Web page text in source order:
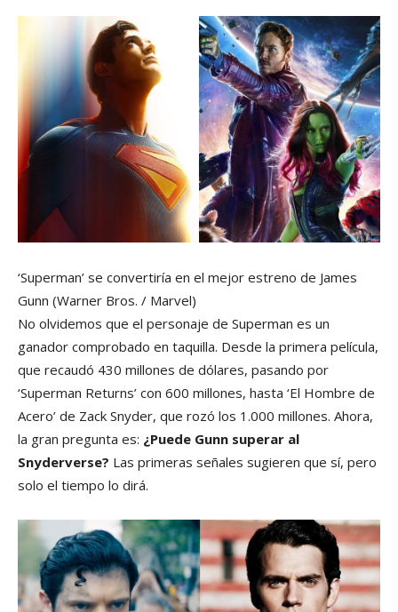
‘Superman’ se convertiría en el mejor estreno de James
Gunn (Warner Bros. / Marvel)
No olvidemos que el personaje de Superman es un
ganador comprobado en taquilla. Desde la primera película,
que recaudó 430 millones de dólares, pasando por
‘Superman Returns’ con 600 millones, hasta ‘El Hombre de
Acero’ de Zack Snyder, que rozó los 1.000 millones. Ahora,
la gran pregunta es: ¿Puede Gunn superar al
Snyderverse? Las primeras señales sugieren que sí, pero
solo el tiempo lo dirá.